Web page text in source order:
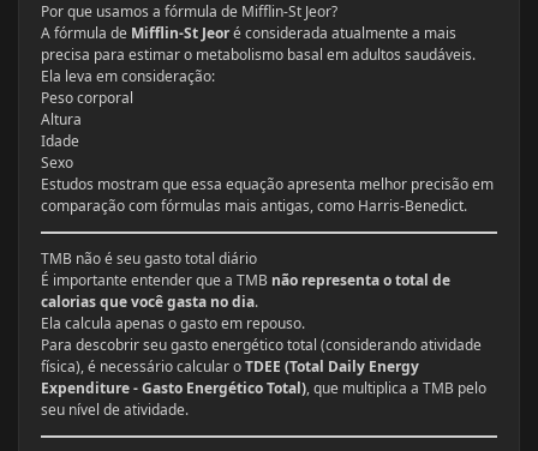
Por que usamos a fórmula de Mifflin-St Jeor?
A fórmula de Mifflin-St Jeoré considerada atualmente a mais
precisa para estimar o metabolismo basal em adultos saudáveis.
Ela leva em consideração:
Peso corporal
Altura
Idade
Sexo
Estudos mostram que essa equação apresenta melhor precisão em
comparação com fórmulas mais antigas, como Harris-Benedict.
TMB não é seu gasto total diário
É importante entender que a TMB não representa o total de
calorias que você gasta no dia.
Ela calcula apenas o gasto em repouso.
Para descobrir seu gasto energético total (considerando atividade
física), é necessário calcular oTDEE (Total Daily Energy
Expenditure - Gasto Energético Total), que multiplica a TMB pelo
seu nível de atividade.